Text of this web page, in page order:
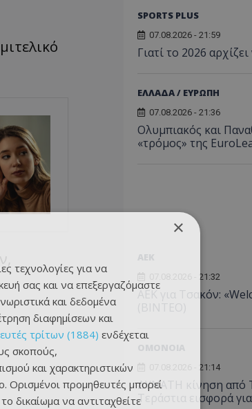
SPORTS PLUS
07.08.2026 - 21:59
Γιατί το 2026
ΕΛΛΑΔΑ / ΕΥΡΩΠΗ
07.08.2026 - 21:36
Ολυμπιακός και
«τρόμος» της
07.08.2026 - 21:32
ΑΕΚ για Τσακόν:
07.08.2026 - 21:14
ΔΥΝΑΤΗ κίνηση από
Τεράστια εισφορά
×
τεχνολογίες για να
σας και να επεξεργαζόμαστε
και δεδομένα
διαφημίσεων και
τρίτων (1884) ενδέχεται
σκοπούς,
και χαρακτηριστικών
Ορισμένοι προμηθευτές μπορεί
δικαίωμα να αντιταχθείτε